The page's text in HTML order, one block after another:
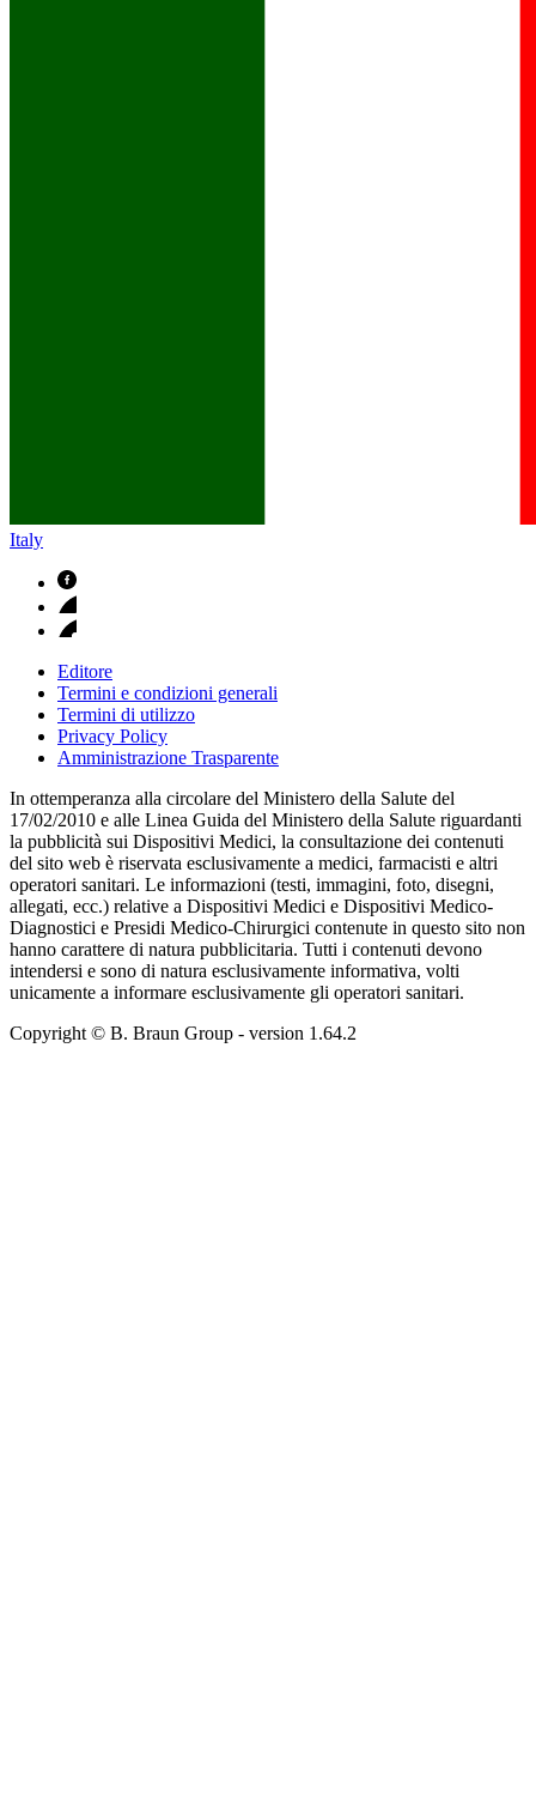
Italy
Editore
Termini e condizioni generali
Termini di utilizzo
Privacy Policy
Amministrazione Trasparente
In ottemperanza alla circolare del Ministero della Salute del
17/02/2010 e alle Linea Guida del Ministero della Salute riguardanti
la pubblicità sui Dispositivi Medici, la consultazione dei contenuti
del sito web è riservata esclusivamente a medici, farmacisti e altri
operatori sanitari. Le informazioni (testi, immagini, foto, disegni,
allegati, ecc.) relative a Dispositivi Medici e Dispositivi Medico-
Diagnostici e Presidi Medico-Chirurgici contenute in questo sito non
hanno carattere di natura pubblicitaria. Tutti i contenuti devono
intendersi e sono di natura esclusivamente informativa, volti
unicamente a informare esclusivamente gli operatori sanitari.
Copyright © B. Braun Group - version 1.64.2